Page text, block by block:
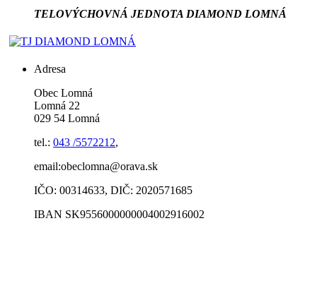
TELOVÝCHOVNÁ JEDNOTA DIAMOND LOMNÁ
Adresa
Obec Lomná
Lomná 22
029 54 Lomná
tel.: 043 /5572212,
email:obeclomna@orava.sk
IČO: 00314633, DIČ: 2020571685
IBAN SK9556000000004002916002